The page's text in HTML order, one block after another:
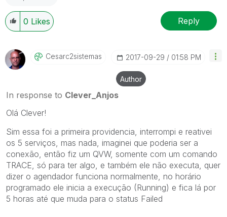
0 Likes Reply
Cesarc2sistemas ‎2017-09-29 01:58 PM
Author
In response to Clever_Anjos
Olá Clever!
Sim essa foi a primeira providencia, interrompi e reativei
os 5 serviços, mas nada, imaginei que poderia ser a
conexão, então fiz um QVW, somente com um comando
TRACE, só para ter algo, e também ele não executa, quer
dizer o agendador funciona normalmente, no horário
programado ele inicia a execução (Running) e fica lá por
5 horas até que muda para o status Failed